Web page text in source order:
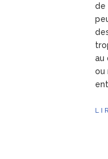
de
au
ou